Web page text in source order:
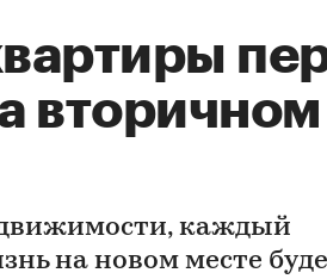
вторичном
каждый
на новом месте